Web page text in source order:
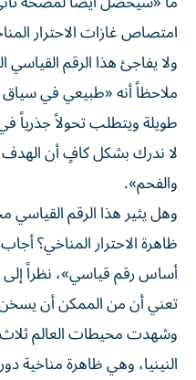
امتصاص غازات الاحترار
ولا يفاجئ هذا الرقم القياسي
ملاحظاً أنه «طبيعي في
طويلة ويتطلب تحولاً
لا ندرك بشكل كافٍ أن الهدف
والفحم».
وهل يثير هذا الرقم
ظاهرة الاحترار المناخي؟
أساس رقم قياسي»، نظراً إلى
تعني أن من الممكن أن
وشهدت محيطات العالم
النينيا، وهي ظاهرة مناخية